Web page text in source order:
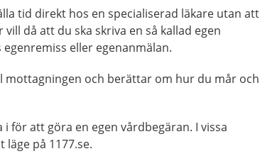
tid direkt hos en specialiserad läkare utan att
då att du ska skriva en så kallad egen
eller egenanmälan.
mottagningen och berättar om hur du mår och
för att göra en egen vårdbegäran. I vissa
på 1177.se.